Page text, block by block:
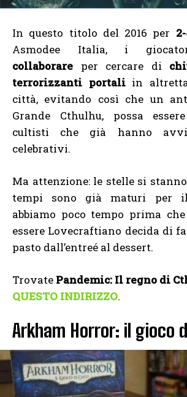
In questo titolo del 2016 per
Asmodee Italia, i
collaborare per cercare di
terrorizzanti portaliin
città, evitando così che un
Grande Cthulhu, possa
cultisti che già hanno
celebrativi.
Ma attenzione: le stelle si
tempi sono già maturi per
abbiamo poco tempo prima
essere Lovecraftiano decida di
pasto dall’entreé al dessert.
Trovate Pandemic: Il regno di
QUESTO INDIRIZZO.
Arkham Horror: il gioco